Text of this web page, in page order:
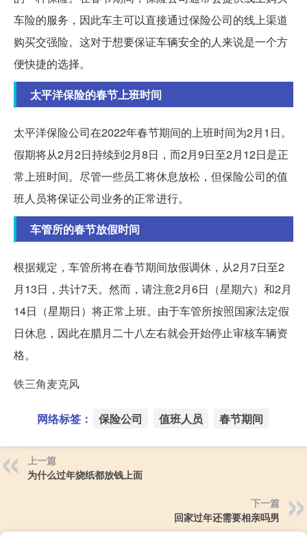
车险的服务，因此车主可以直接通过保险公司的线上渠道
购买交强险。这对于想要保证车辆安全的人来说是一个方
便快捷的选择。
太平洋保险的春节上班时间
太平洋保险公司在2022年春节期间的上班时间为2月1日。
假期将从2月2日持续到2月8日，而2月9日至2月12日是正
常上班时间。尽管一些员工将休息放松，但保险公司的值
班人员将保证公司业务的正常进行。
车管所的春节放假时间
根据规定，车管所将在春节期间放假调休，从2月7日至2
月13日，共计7天。然而，请注意2月6日（星期六）和2月
14日（星期日）将正常上班。由于车管所按照国家法定假
日休息，因此在腊月二十八左右就会开始停止审核车辆资
格。
铁三角麦克风
网络标签： 保险公司 值班人员 春节期间
上一篇
为什么过年烧纸都放钱上面
下一篇
回家过年还需要相亲吗男